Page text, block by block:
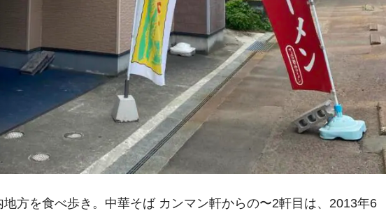
地方を食べ歩き。中華そば カンマン軒からの〜2軒目は、2013年6